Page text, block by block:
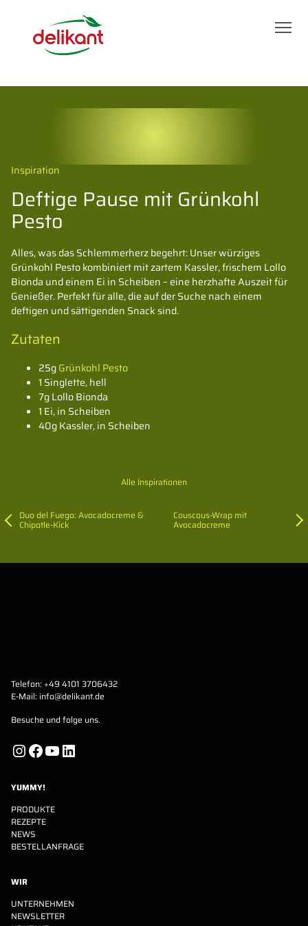
Inspiration
Deftige Pause mit Grünkohl
Pesto
Alles, was das Schlemmerherz begehrt: Unser würziges
Grünkohl Pesto kombiniert mit zartem Kassler, frischem Lollo
Bionda und einem Ei in Scheiben – eine herzhafte Auszeit für
Genießer. Perfekt für alle, die auf der Suche nach einem
deftigen und sättigenden Snack sind.
Zutaten
25gGrünkohl Pesto
1 Singlette, hell
7g Lollo Bionda
1 Ei, in Scheiben
40g Kassler, in Scheiben
Duo del Fuego: Avocadocreme &
Chipotle-Kick
Alle Inspirationen
Couscous-Wrap mit
Avocadocreme
Telefon: +49 4101 3706432
E-Mail: info@delikant.de
Besuche und folge uns.
InstagramFacebook YouTube LinkedIn
YUMMY!
PRODUKTE
REZEPTE
NEWS
BESTELLANFRAGE
WIR
UNTERNEHMEN
NEWSLETTER